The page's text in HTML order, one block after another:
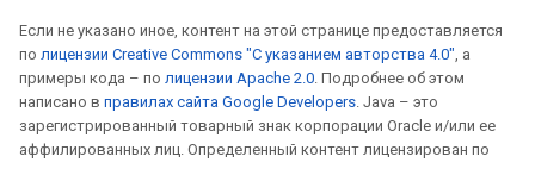
Если не указано иное, контент на этой странице предоставляется
по лицензии Creative Commons "С указанием авторства 4.0", а
примеры кода – по лицензии Apache 2.0. Подробнее об этом
написано в правилах сайта Google Developers. Java – это
зарегистрированный товарный знак корпорации Oracle и/или ее
аффилированных лиц. Определенный контент лицензирован по